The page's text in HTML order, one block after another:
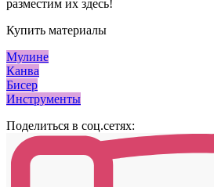
разместим их здесь!
Купить материалы
Мулине
Канва
Бисер
Инструменты
Поделиться в соц.сетях: